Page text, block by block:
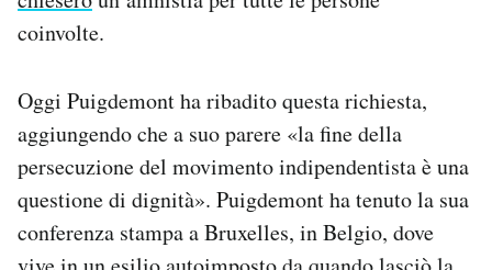
coinvolte.
Oggi Puigdemont ha ribadito questa richiesta,
aggiungendo che a suo parere «la fine della
persecuzione del movimento indipendentista è una
questione di dignità». Puigdemont ha tenuto la sua
conferenza stampa a Bruxelles, in Belgio, dove